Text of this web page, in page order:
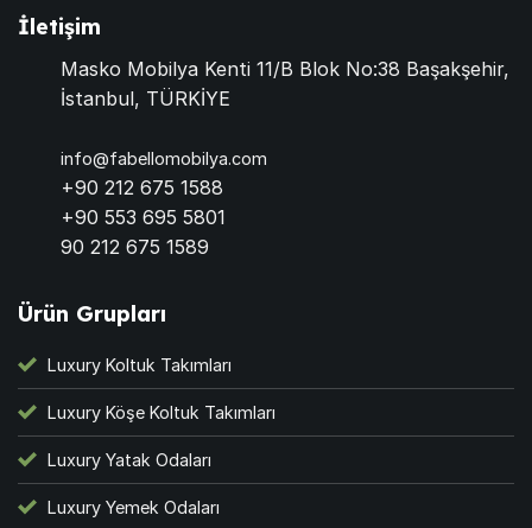
İletişim
Masko Mobilya Kenti 11/B Blok No:38 Başakşehir,
İstanbul, TÜRKİYE
info@fabellomobilya.com
+90 212 675 1588
+90 553 695 5801
90 212 675 1589
Ürün Grupları
Luxury Koltuk Takımları
Luxury Köşe Koltuk Takımları
Luxury Yatak Odaları
Luxury Yemek Odaları